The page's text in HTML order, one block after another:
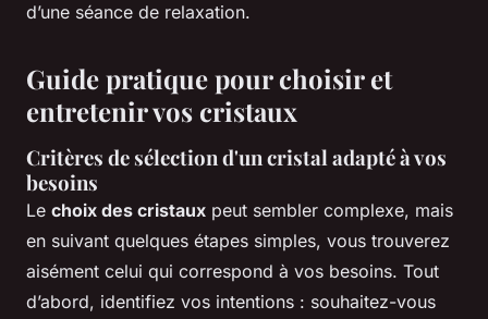
d’une séance de relaxation.
Guide pratique pour choisir et
entretenir vos cristaux
Critères de sélection d'un cristal adapté à vos
besoins
Le choix des cristaux peut sembler complexe, mais
en suivant quelques étapes simples, vous trouverez
aisément celui qui correspond à vos besoins. Tout
d’abord, identifiez vos intentions : souhaitez-vous